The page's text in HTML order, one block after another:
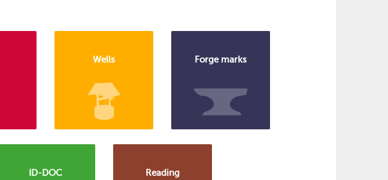
Wells Forge marks
ID-DOC Reading